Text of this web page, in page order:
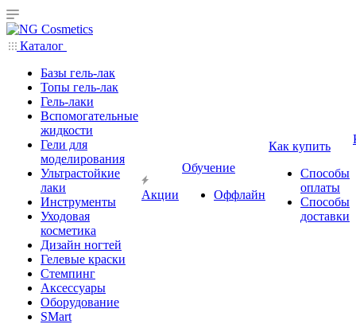
Каталог
Базы гель-лак
Топы гель-лак
Гель-лаки
Вспомогательные
жидкости
Гели для
моделирования
Ультрастойкие
лаки
Инструменты
Уходовая
косметика
Дизайн ногтей
Гелевые краски
Стемпинг
Аксессуары
Оборудование
SMart
Акции
Обучение
Оффлайн
Как купить
Способы
оплаты
Способы
доставки